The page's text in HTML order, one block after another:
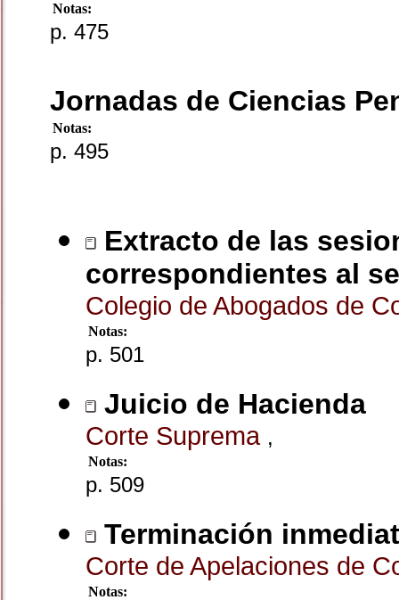
Notas:
p. 475
Jornadas de Ciencias
Notas:
p. 495
Extracto de las
correspondientes al
Colegio de Abogados de
Notas:
p. 501
Juicio de Hacienda
Corte Suprema ,
Notas:
p. 509
Terminación
Corte de Apelaciones de
Notas: